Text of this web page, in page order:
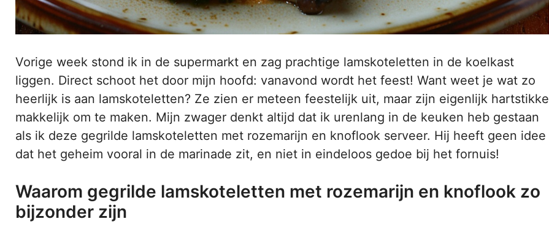
Vorige week stond ik in de supermarkt en zag prachtige lamskoteletten in de koelkast
liggen. Direct schoot het door mijn hoofd: vanavond wordt het feest! Want weet je wat zo
heerlijk is aan lamskoteletten? Ze zien er meteen feestelijk uit, maar zijn eigenlijk hartstikke
makkelijk om te maken. Mijn zwager denkt altijd dat ik urenlang in de keuken heb gestaan
als ik deze gegrilde lamskoteletten met rozemarijn en knoflook serveer. Hij heeft geen idee
dat het geheim vooral in de marinade zit, en niet in eindeloos gedoe bij het fornuis!
Waarom gegrilde lamskoteletten met rozemarijn en knoflook zo
bijzonder zijn